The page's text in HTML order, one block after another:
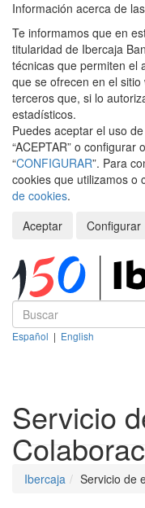
Información acerca de
Te informamos que en
titularidad de Ibercaja
técnicas que permiten el
que se ofrecen en el
terceros que, si lo
estadísticos.
Puedes aceptar el uso
“ACEPTAR” o
“CONFIGURAR”. Para
cookies que utilizamos o
de cookies.
Aceptar
Configurar
Español | English
Servicio
Ibercaja Servicio de